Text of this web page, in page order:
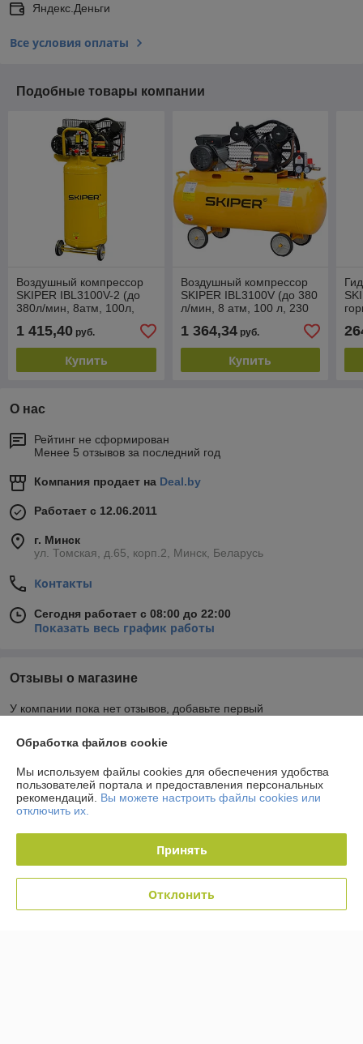
Яндекс.Деньги
Все условия оплаты
Подобные товары компании
Воздушный компрессор
SKIPER IBL3100V-2 (до
380л/мин, 8атм, 100л,
230В, 2.2кВт, вертикальн
рессив)
1 415,40 руб.
Купить
Воздушный компрессор
SKIPER IBL3100V (до 380
л/мин, 8 атм, 100 л, 230
1 364,34руб.
Купить
О нас
Рейтинг не сформирован
Менее 5 отзывов за последний год
Компания продает на Deal.by
Работает с 12.06.2011
г. Минск
ул. Томская, д.65, корп.2, Минск, Беларусь
Контакты
Сегодня работает с 08:00 до 22:00
Показать весь график работы
Отзывы о магазине
У компании пока нет отзывов, добавьте первый
Контакты
Доставка и оплата
График работы
Полная версия сайта
Обработка файлов cookie
Мы используем файлы cookies для обеспечения удобства
пользователей портала и предоставления персональных
рекомендаций. Вы можете настроить файлы cookies или
отключить их.
Принять
Отклонить